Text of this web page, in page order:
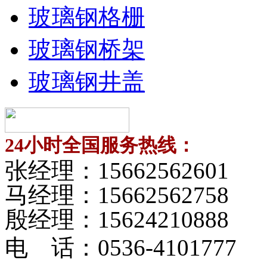
玻璃钢格栅
玻璃钢桥架
玻璃钢井盖
24小时全国服务热线：
张经理： 15662562601
马经理： 15662562758
殷经理： 15624210888
电 话： 0536-4101777